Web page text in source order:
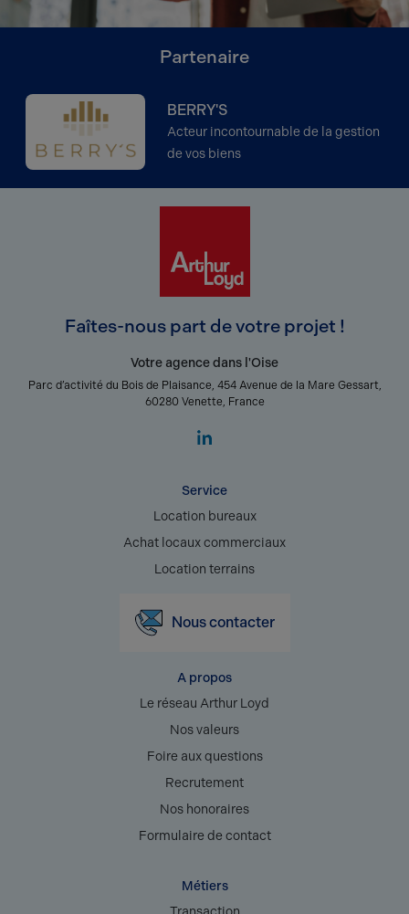
Partenaire
BERRY'S
Acteur incontournable de la gestion
de vos biens
Faîtes-nous part de votre projet !
Votre agence dans l'Oise
Parc d’activité du Bois de Plaisance, 454 Avenue de la Mare Gessart,
60280 Venette, France
Service
Location bureaux
Achat locaux commerciaux
Location terrains
Nous contacter
A propos
Le réseau Arthur Loyd
Nos valeurs
Foire aux questions
Recrutement
Nos honoraires
Formulaire de contact
Métiers